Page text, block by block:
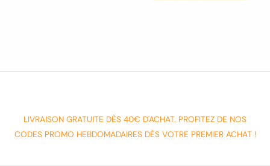
LIVRAISON GRATUITE DÈS 40€ D'ACHAT. PROFITEZ DE NOS
CODES PROMO HEBDOMADAIRES DÈS VOTRE PREMIER ACHAT !